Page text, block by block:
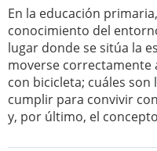
En la educación
conocimiento del
lugar donde se sitúa la
moverse correctamente
con bicicleta; cuáles
cumplir para convivir
y, por último, el